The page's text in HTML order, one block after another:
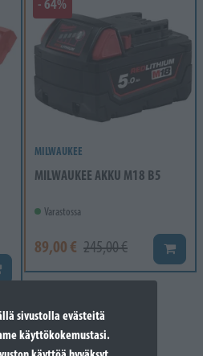
sivustolla evästeitä
käyttökokemustasi.
Lisää koriin
- 64%
MILWAUKEE
MILWAUKEE AKKU M18 B5
Varastossa
89,00 € 245,00 € Lisää